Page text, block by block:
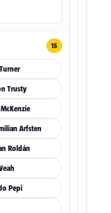
15
Trusty
Arfsten
Roldán
Pepi